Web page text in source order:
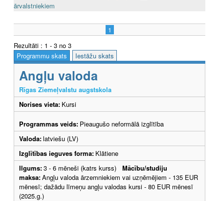
ārvalstniekiem
1
Rezultāti : 1 - 3 no 3
Programmu skats
Iestāžu skats
Angļu valoda
Rīgas Ziemeļvalstu augstskola
Norises vieta: Kursi
Programmas veids: Pieaugušo neformālā izglītība
Valoda:latviešu (LV)
Izglītības ieguves forma: Klātiene
Ilgums:3 - 6 mēneši (katrs kurss) Mācību/studiju
maksa:Angļu valoda ārzemniekiem vai uzņēmējiem - 135 EUR
mēnesī; dažādu līmeņu angļu valodas kursi - 80 EUR mēnesī
(2025.g.)